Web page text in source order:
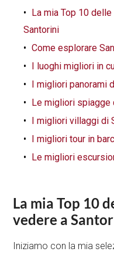
La mia Top 10
Santorini
Come esplorare
I luoghi migliori in
I migliori panorami
Le migliori spiagge
I migliori villaggi di
I migliori tour in
Le migliori
La mia Top 10
vedere a
Iniziamo con la mia